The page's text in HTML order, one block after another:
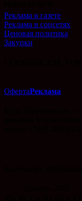
Реклама в газете
Реклама в соцсетях
Ценовая политика
Закупки
ОфертаРеклама